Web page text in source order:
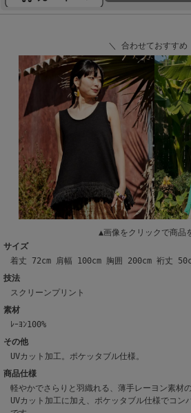
＼ 合わせておすすめ
▲画像をクリックで商品
サイズ
着丈 72cm 肩幅 100cm 胸囲 200cm 裄丈
技法
スクリーンプリント
素材
ﾚｰﾖﾝ100%
その他
UVカット加工。ポケッタブル仕様。
商品仕様
軽やかでさらりと羽織れる、薄手レーヨン素材
UVカット加工に加え、ポケッタブル仕様でコン